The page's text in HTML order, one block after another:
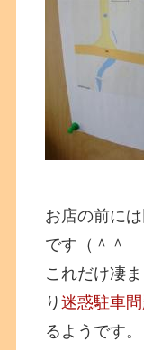
お店の前に
です（＾＾
これだけ凄
り迷惑駐車問
るようです。